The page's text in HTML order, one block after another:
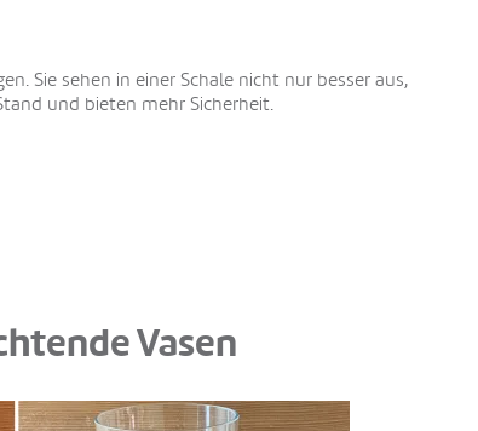
Sie sehen in einer Schale nicht nur besser aus,
und bieten mehr Sicherheit.
Vasen